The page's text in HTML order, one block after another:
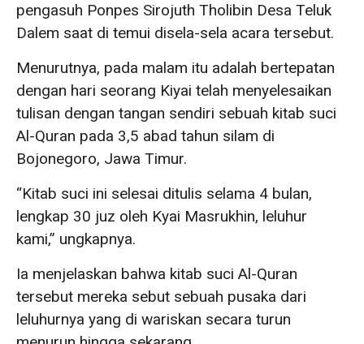
pengasuh Ponpes Sirojuth Tholibin Desa Teluk
Dalem saat di temui disela-sela acara tersebut.
Menurutnya, pada malam itu adalah bertepatan
dengan hari seorang Kiyai telah menyelesaikan
tulisan dengan tangan sendiri sebuah kitab suci
Al-Quran pada 3,5 abad tahun silam di
Bojonegoro, Jawa Timur.
“Kitab suci ini selesai ditulis selama 4 bulan,
lengkap 30 juz oleh Kyai Masrukhin, leluhur
kami,” ungkapnya.
Ia menjelaskan bahwa kitab suci Al-Quran
tersebut mereka sebut sebuah pusaka dari
leluhurnya yang di wariskan secara turun